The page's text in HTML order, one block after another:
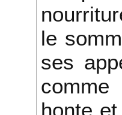
le
ses
honte